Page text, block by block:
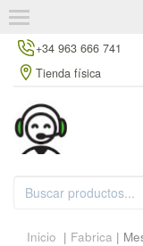
+34 963 666 741
Tienda física
Inicio | Fabrica |